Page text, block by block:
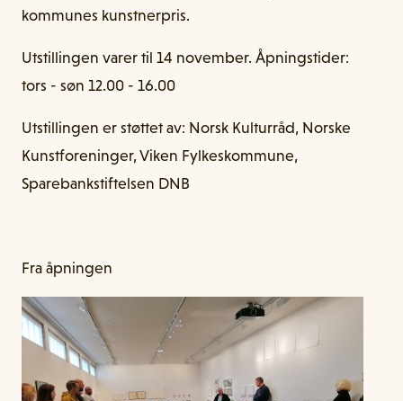
kommunes kunstnerpris.
Utstillingen varer til 14 november. Åpningstider:
tors - søn 12.00 - 16.00
Utstillingen er støttet av: Norsk Kulturråd, Norske
Kunstforeninger, Viken Fylkeskommune,
Sparebankstiftelsen DNB
Fra åpningen